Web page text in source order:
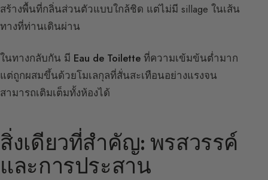
สร้างพื้นที่กลิ่นส่วนตัวแบบใกล้ชิด แต่ไม่มี sillage ในเส้น
ทางที่ท่านเดินผ่าน
ในทางกลับกัน มี Eau de Toilette ที่ความเข้มข้นต่ำมาก
แต่ถูกผสมขึ้นด้วยโมเลกุลที่สั่นสะเทือนอย่างแรงจน
สามารถเติมเต็มทั้งห้องได้
สิ่งเดียวที่สำคัญ: พรสวรรค์
และการประสาน